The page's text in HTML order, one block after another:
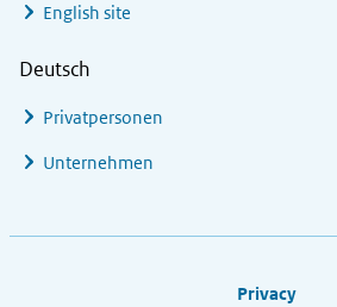
English site
Deutsch
Privatpersonen
Unternehmen
Privacy